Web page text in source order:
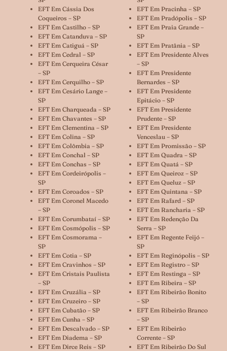
EFT Em Cássia Dos
Coqueiros – SP
EFT Em Castilho – SP
EFT Em Catanduva – SP
EFT Em Catiguá – SP
EFT Em Cedral – SP
EFT Em Cerqueira César
– SP
EFT Em Cerquilho – SP
EFT Em Cesário Lange –
SP
EFT Em Charqueada – SP
EFT Em Chavantes – SP
EFT Em Clementina – SP
EFT Em Colina – SP
EFT Em Colômbia – SP
EFT Em Conchal – SP
EFT Em Conchas – SP
EFT Em Cordeirópolis –
SP
EFT Em Coroados – SP
EFT Em Coronel Macedo
– SP
EFT Em Corumbataí – SP
EFT Em Cosmópolis – SP
EFT Em Cosmorama –
SP
EFT Em Cotia – SP
EFT Em Cravinhos – SP
EFT Em Cristais Paulista
– SP
EFT Em Cruzália – SP
EFT Em Cruzeiro – SP
EFT Em Cubatão – SP
EFT Em Cunha – SP
EFT Em Descalvado – SP
EFT Em Diadema – SP
EFT Em Dirce Reis – SP
EFT Em Pracinha – SP
EFT Em Pradópolis – SP
EFT Em Praia Grande –
SP
EFT Em Pratânia – SP
EFT Em Presidente Alves
– SP
EFT Em Presidente
Bernardes – SP
EFT Em Presidente
Epitácio – SP
EFT Em Presidente
Prudente – SP
EFT Em Presidente
Venceslau – SP
EFT Em Promissão – SP
EFT Em Quadra – SP
EFT Em Quatá – SP
EFT Em Queiroz – SP
EFT Em Queluz – SP
EFT Em Quintana – SP
EFT Em Rafard – SP
EFT Em Rancharia – SP
EFT Em Redenção Da
Serra – SP
EFT Em Regente Feijó –
SP
EFT Em Reginópolis – SP
EFT Em Registro – SP
EFT Em Restinga – SP
EFT Em Ribeira – SP
EFT Em Ribeirão Bonito
– SP
EFT Em Ribeirão Branco
– SP
EFT Em Ribeirão
Corrente – SP
EFT Em Ribeirão Do Sul